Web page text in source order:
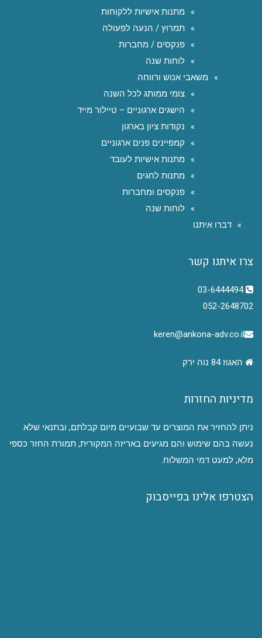
מתנות אישיות ללקוחות
תמרוץ / הנעה לפעולה
פנקסים / מחברות
לוחות שנה
משאבי אנוש ורווחה
צומי ממותג לכל השנה
הישגים ארגוניים – טיילור מייד
נקודות ציון בארגון
קמפיינים פנים ארגוניים
מתנות אישיות לעובד
מתנות לחגים
פנקסים ומחברות
לוחות שנה
דברו איתנו
צרו איתנו קשר
03-6444494
052-2648702
keren@ankona-adv.co.il
האגוז 84 נוה ירק
מדיניות החזרות
ניתן להחזיר את המוצרים עד שבועיים מיום קבלתם, ובתנאי שלא
נעשה בהם שימוש והם מגיעים באריזה המקורית, תמורת החזר כספי
מלא, למעט דמי המשלוח.
הצטרפו אלינו בפייסבוק